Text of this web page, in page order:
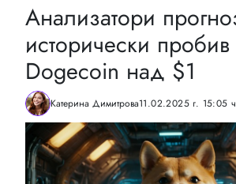
Анализатори
исторически
Dogecoin над $1
Катерина Димитрова11.02.2025 г. 15:05